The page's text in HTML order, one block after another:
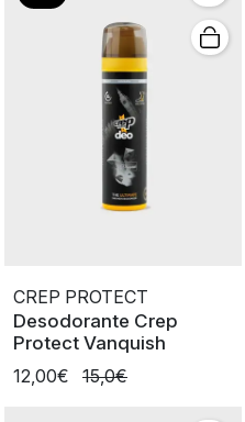
CREP PROTECT
Desodorante Crep
Protect Vanquish
12,00€
15,0€